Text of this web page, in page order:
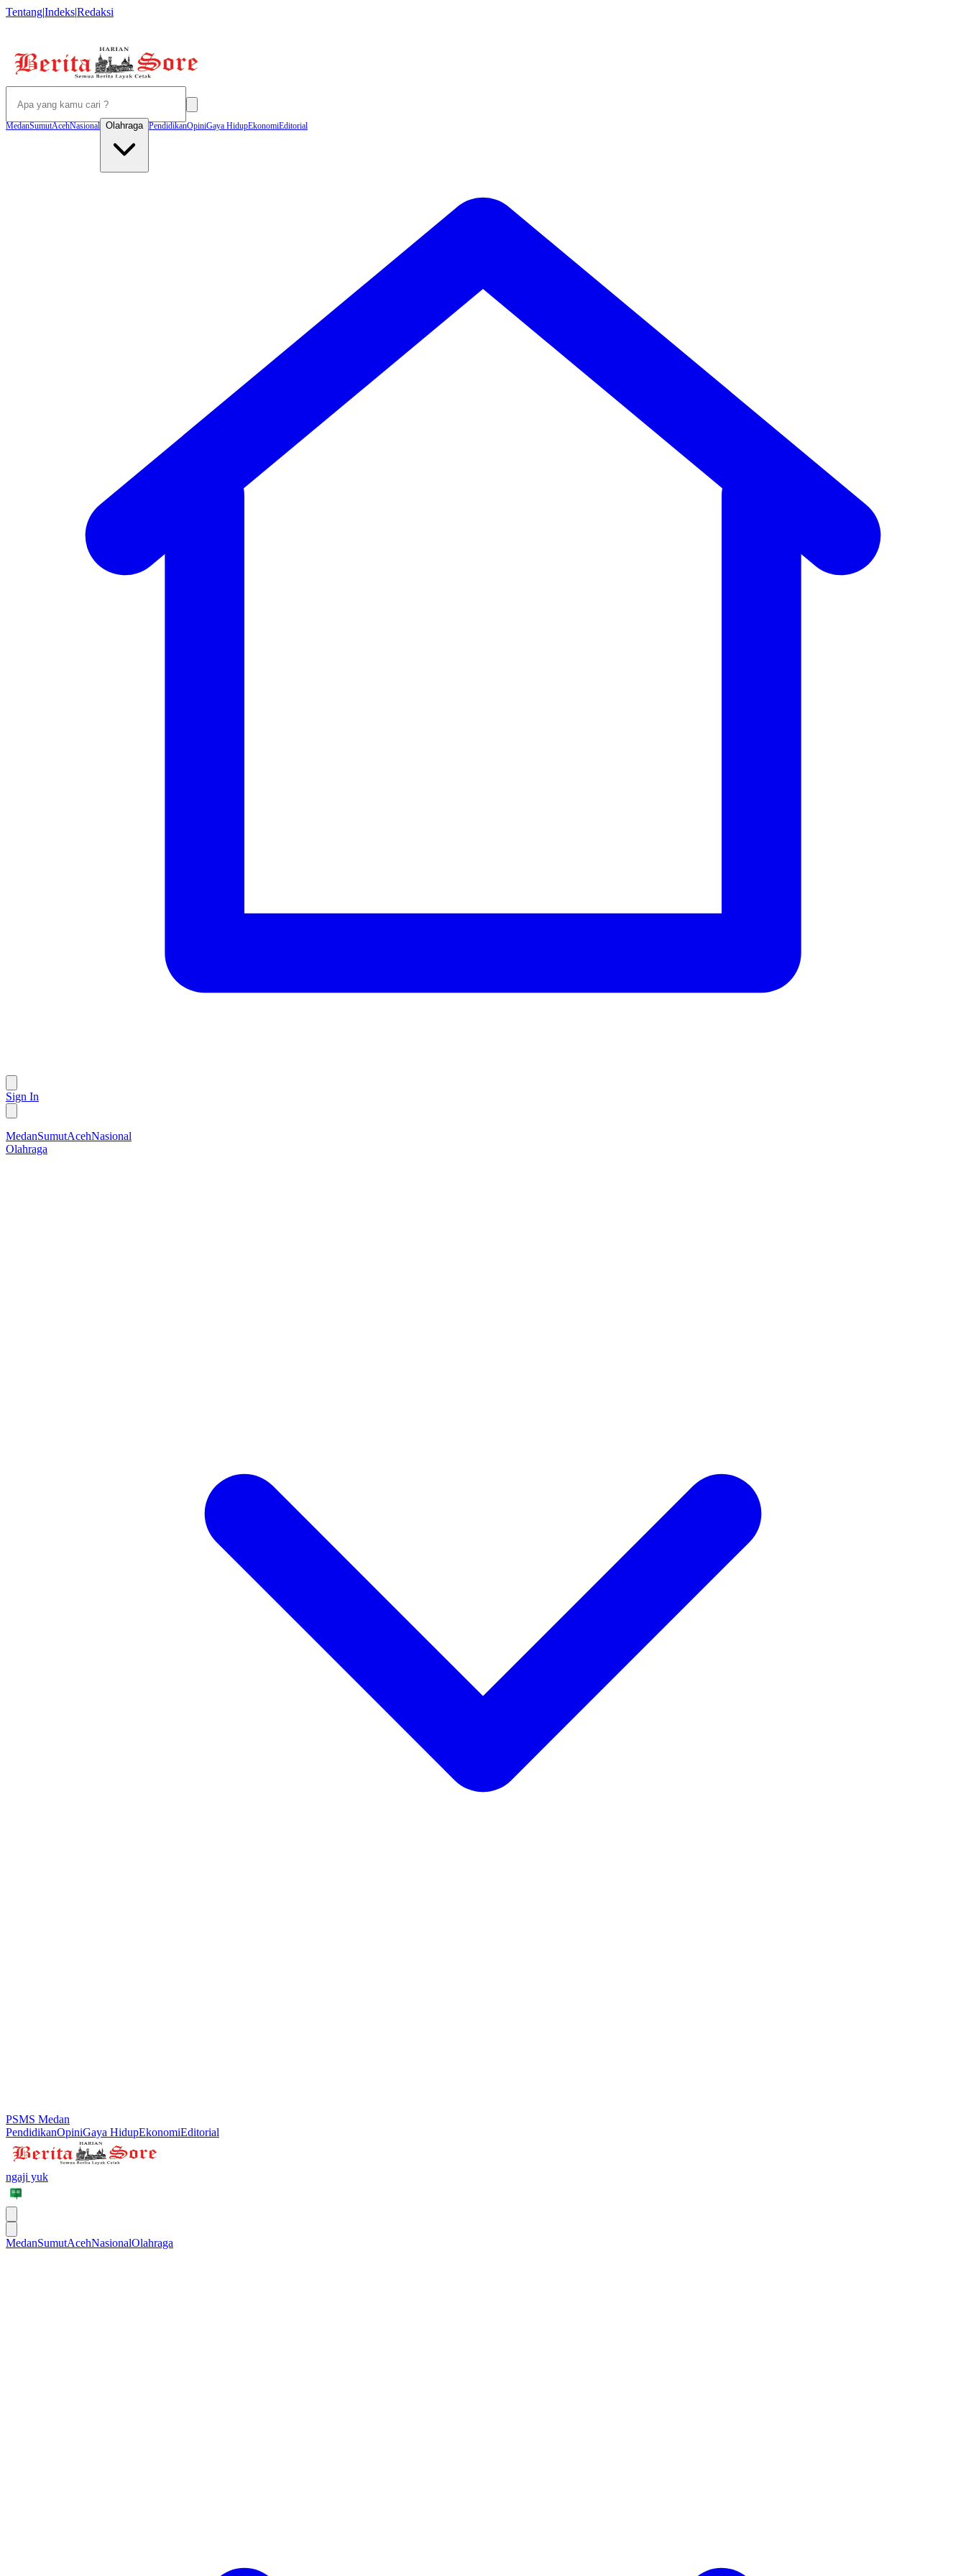
Tentang|Indeks|Redaksi
MedanSumutAcehNasional Olahraga PendidikanOpiniGaya HidupEkonomiEditorial
Sign In
MedanSumutAcehNasional
Olahraga
PSMS Medan
PendidikanOpiniGaya HidupEkonomiEditorial
ngaji yuk
MedanSumutAcehNasionalOlahraga